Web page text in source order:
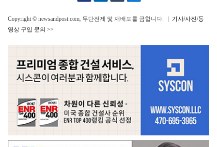
Copyright © newsandpost.com, 무단전제 및 재배포를 금합니다. | 기사/사진/동
영상 구입 문의 >>